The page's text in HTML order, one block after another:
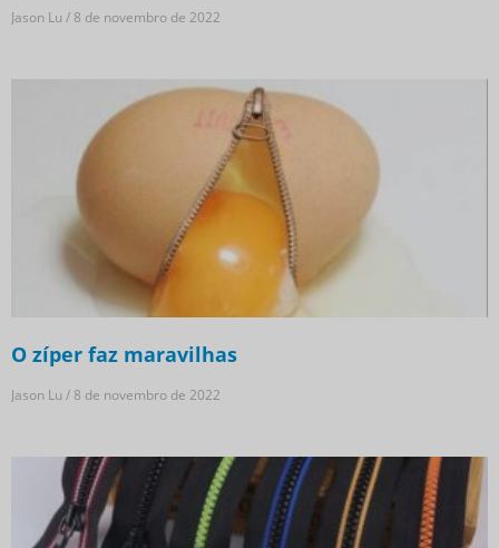
Jason Lu 8 de novembro de 2022
O zíper faz maravilhas
Jason Lu 8 de novembro de 2022